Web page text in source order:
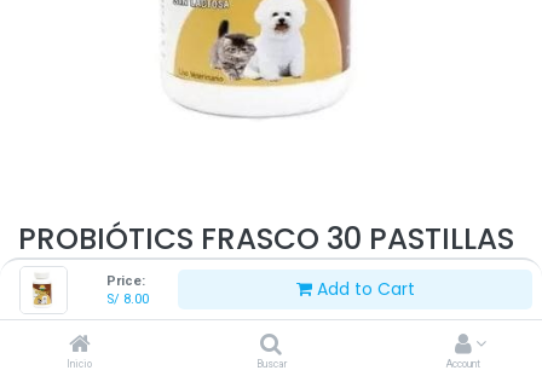
Price:
S/ 8.00 Add to Cart
Inicio Buscar Account
PROBIÓTICS FRASCO 30 PASTILLAS
S/